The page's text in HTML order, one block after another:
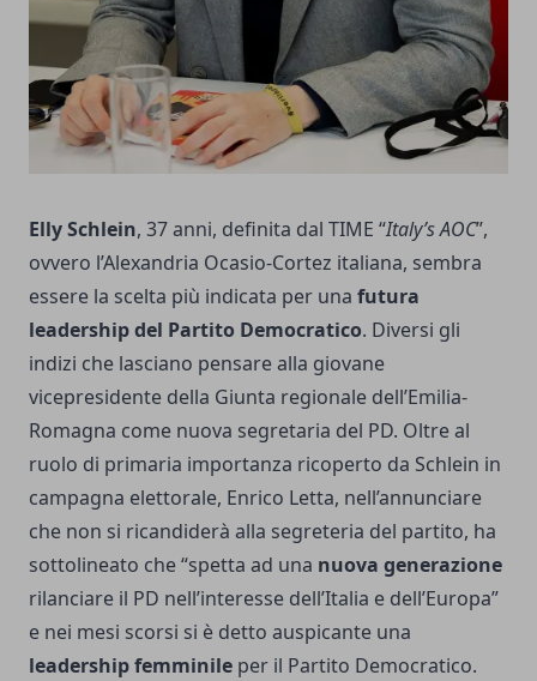
Elly Schlein, 37 anni, definita dal TIME “Italy’s AOC”,
ovvero l’Alexandria Ocasio-Cortez italiana, sembra
essere la scelta più indicata per una futura
leadership del Partito Democratico. Diversi gli
indizi che lasciano pensare alla giovane
vicepresidente della Giunta regionale dell’Emilia-
Romagna come nuova segretaria del PD. Oltre al
ruolo di primaria importanza ricoperto da Schlein in
campagna elettorale, Enrico Letta, nell’annunciare
che non si ricandiderà alla segreteria del partito, ha
sottolineato che “spetta ad una nuova generazione
rilanciare il PD nell’interesse dell’Italia e dell’Europa”
e nei mesi scorsi si è detto auspicante una
leadership femminile per il Partito Democratico.